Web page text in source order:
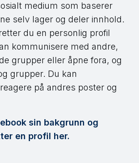
medium som baserer
selv lager og deler innhold.
du en personlig profil
kommunisere med andre,
grupper eller åpne fora, og
grupper. Du kan
på andres poster og
sin bakgrunn og
en profil her.